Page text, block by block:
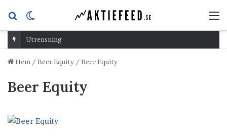
Sök
efterskin
Utrensning
Hem / Beer Equity / Beer Equity
Beer Equity